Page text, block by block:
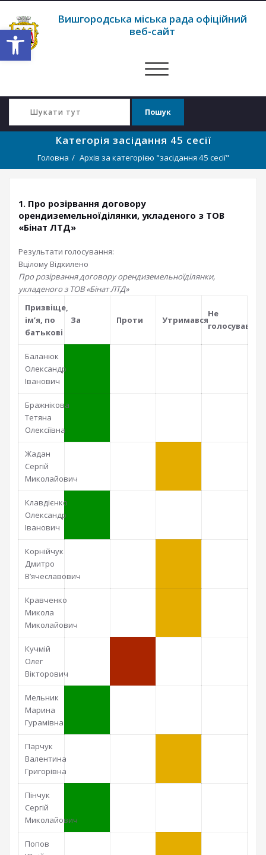
Відкрити Панель інструментів
Вишгородська міська рада офіційний
веб-сайт
Перемкнути
Категорія засiдання 45 сесії
Головна Архів за категорією "засiдання 45 сесії"
1. Про розірвання договору
орендиземельноїділянки, укладеного з ТОВ
«Бінат ЛТД»
Результати голосування:
Вцілому Відхилено
Про розірвання договору орендиземельноїділянки,
укладеного з ТОВ «Бінат ЛТД»
Призвiще,
iм’я, по
батьковi
За Проти Утримався
Не
голосував
Баланюк
Олександр
Іванович
Бражнікова
Тетяна
Олексіївна
Жадан
Сергій
Миколайович
Клавдієнко
Олександр
Іванович
Корнійчук
Дмитро
В’ячеславович
Кравченко
Микола
Миколайович
Кучмій
Олег
Вікторович
Мельник
Марина
Гурамівна
Парчук
Валентина
Григорівна
Пінчук
Сергій
Миколайович
Попов